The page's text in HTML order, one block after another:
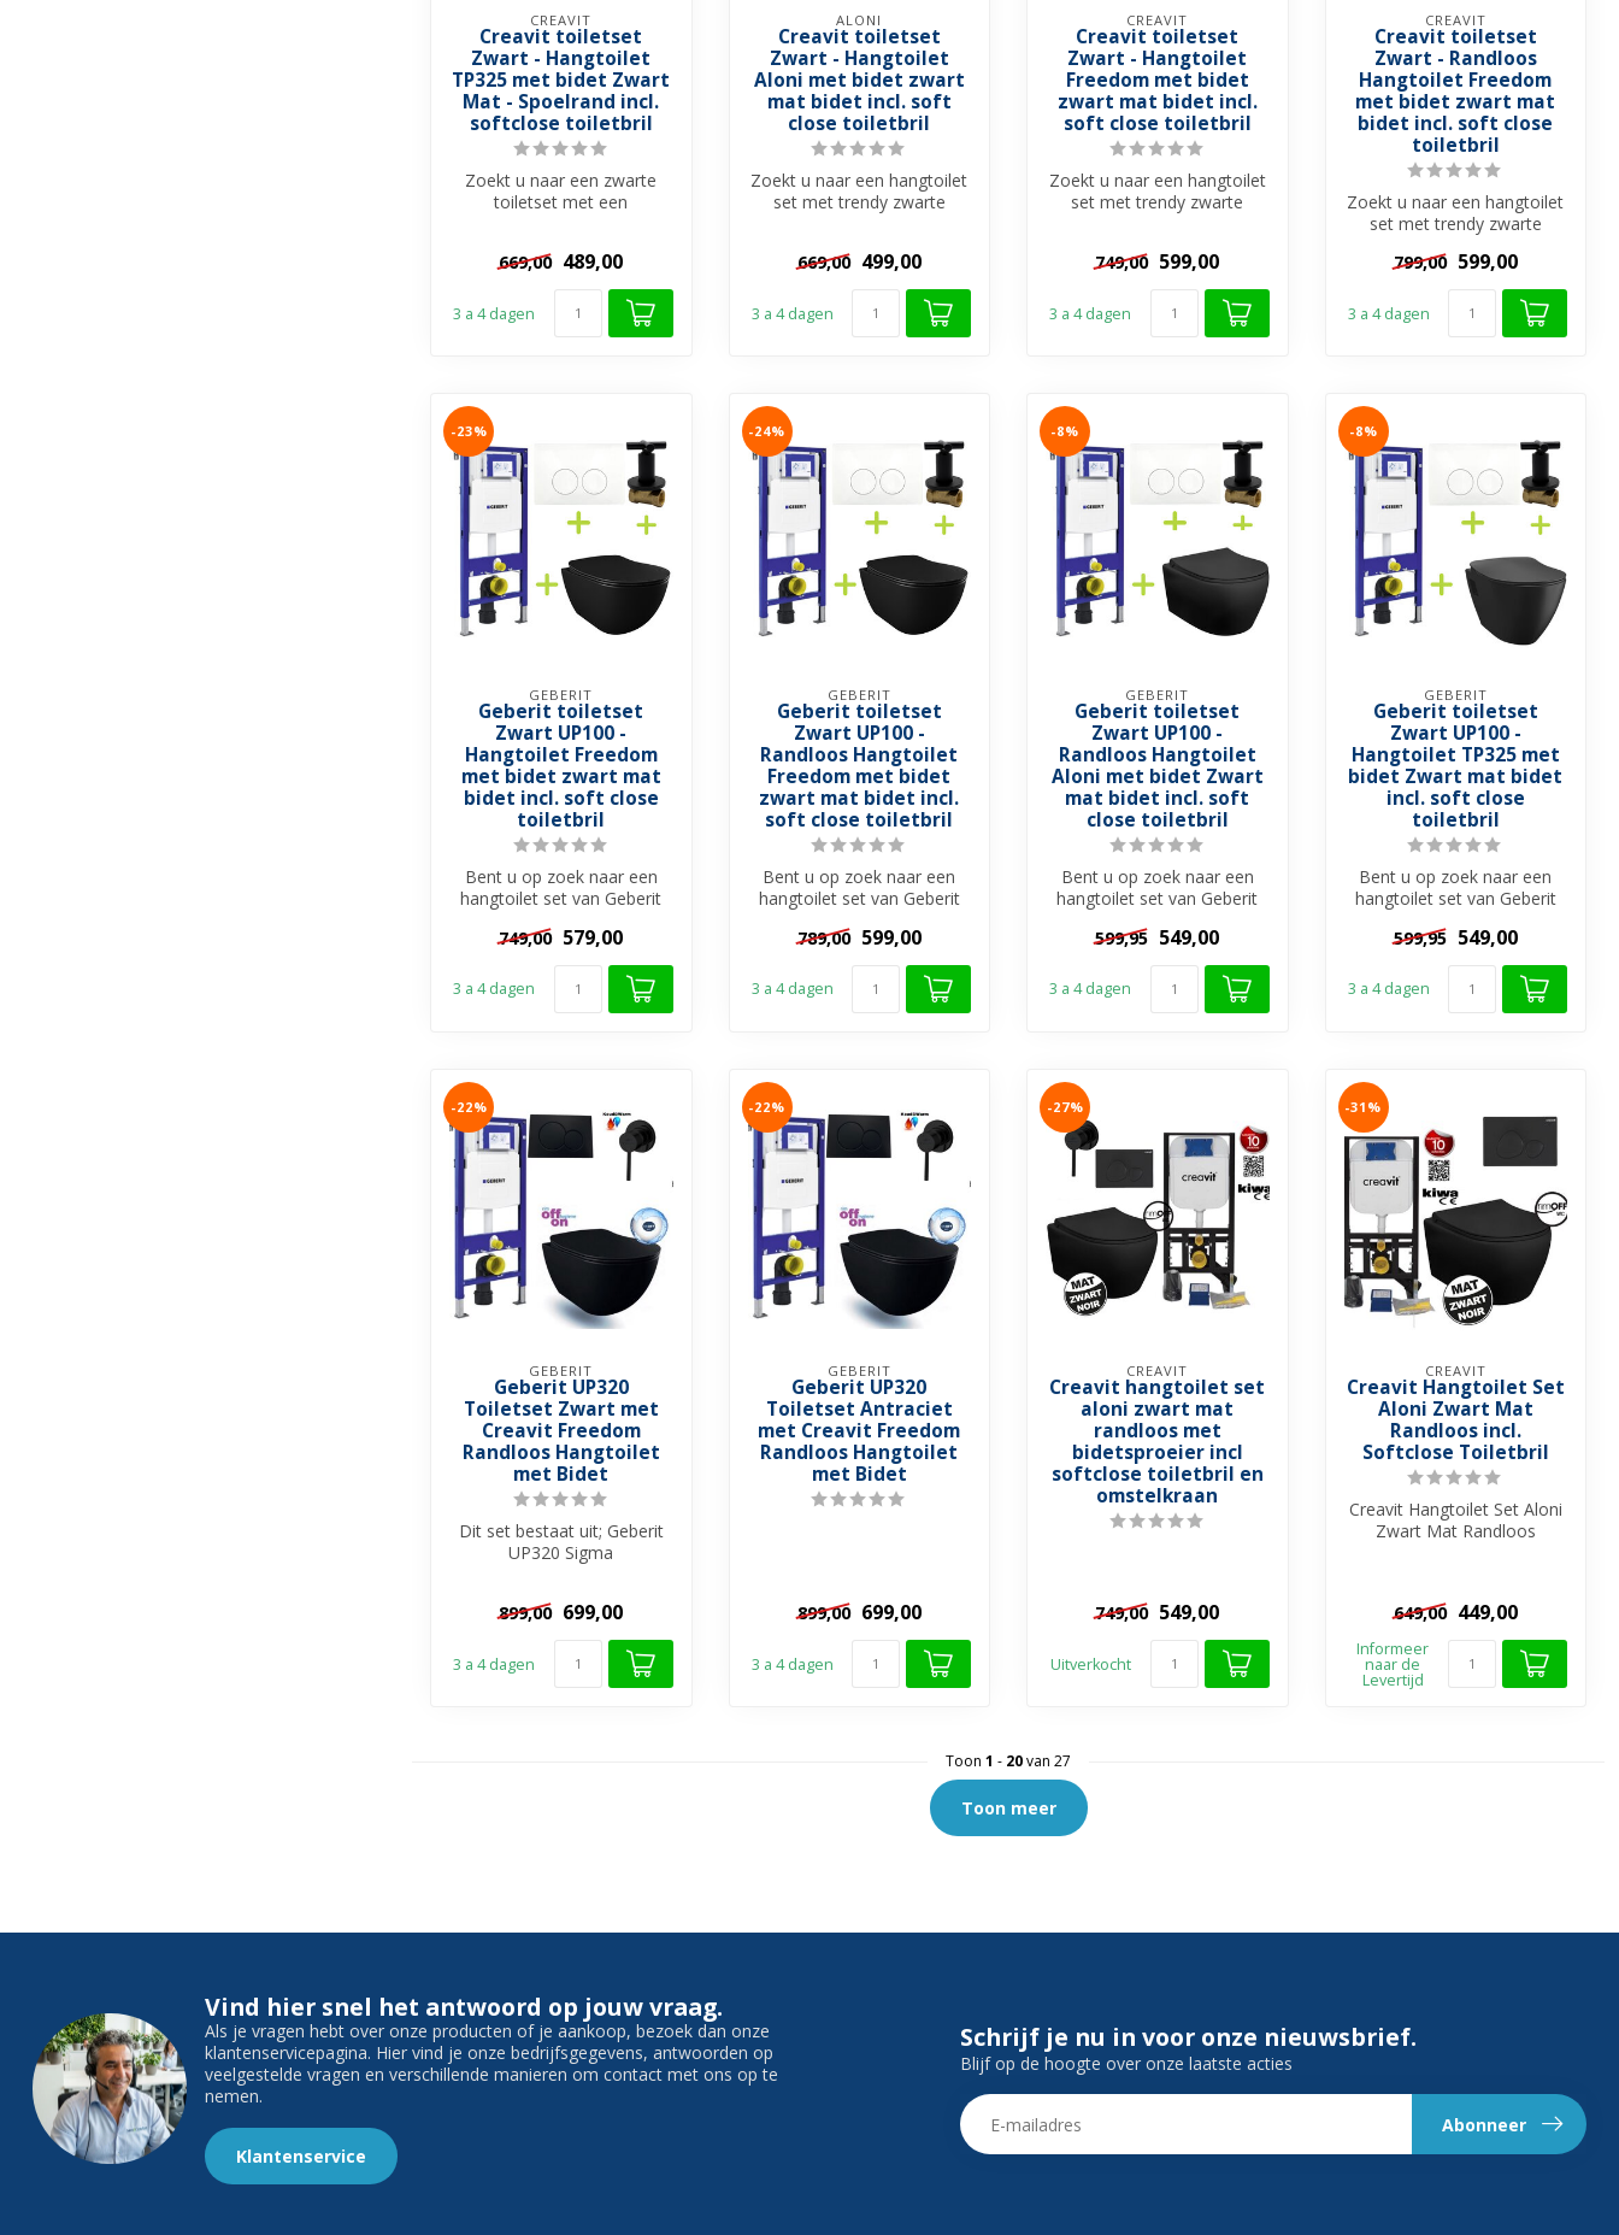
CREAVIT
Creavit toiletset
Zwart - Hangtoilet
TP325 met bidet Zwart
Mat - Spoelrand incl.
softclose toiletbril
Zoekt u naar een zwarte
toiletset met een
669,00 489,00
3 a 4 dagen
ALONI
Creavit toiletset
Zwart - Hangtoilet
Aloni met bidet zwart
mat bidet incl. soft
close toiletbril
Zoekt u naar een hangtoilet
set met trendy zwarte
669,00 499,00
3 a 4 dagen
CREAVIT
Creavit toiletset
Zwart - Hangtoilet
Freedom met bidet
zwart mat bidet incl.
soft close toiletbril
Zoekt u naar een hangtoilet
set met trendy zwarte
749,00 599,00
3 a 4 dagen
CREAVIT
Creavit toiletset
Zwart - Randloos
Hangtoilet Freedom
met bidet zwart mat
bidet incl. soft close
toiletbril
Zoekt u naar een hangtoilet
set met trendy zwarte
b...
799,00 599,00
3 a 4 dagen
-23%
GEBERIT
Geberit toiletset
Zwart UP100 -
Hangtoilet Freedom
met bidet zwart mat
bidet incl. soft close
toiletbril
Bent u op zoek naar een
hangtoilet set van Geberit
hangtoilet ...
749,00 579,00
3 a 4 dagen
-24%
GEBERIT
Geberit toiletset
Zwart UP100 -
Randloos Hangtoilet
Freedom met bidet
zwart mat bidet incl.
soft close toiletbril
Bent u op zoek naar een
hangtoilet set van Geberit
hangtoilet ...
789,00 599,00
3 a 4 dagen
-8%
GEBERIT
Geberit toiletset
Zwart UP100 -
Randloos Hangtoilet
Aloni met bidet Zwart
mat bidet incl. soft
close toiletbril
Bent u op zoek naar een
hangtoilet set van Geberit
hangtoilet ...
599,95 549,00
3 a 4 dagen
-8%
GEBERIT
Geberit toiletset
Zwart UP100 -
Hangtoilet TP325 met
bidet Zwart mat bidet
incl. soft close
toiletbril
Bent u op zoek naar een
hangtoilet set van Geberit
hangtoilet ...
599,95 549,00
3 a 4 dagen
-22%
GEBERIT
Geberit UP320
Toiletset Zwart met
Creavit Freedom
Randloos Hangtoilet
met Bidet
Dit set bestaat uit; Geberit
UP320 Sigma
899,00 699,00
3 a 4 dagen
-22%
GEBERIT
Geberit UP320
Toiletset Antraciet
met Creavit Freedom
Randloos Hangtoilet
met Bidet
899,00 699,00
3 a 4 dagen
-27%
CREAVIT
Creavit hangtoilet set
aloni zwart mat
randloos met
bidetsproeier incl
softclose toiletbril en
omstelkraan
749,00 549,00
Uitverkocht
-31%
CREAVIT
Creavit Hangtoilet Set
Aloni Zwart Mat
Randloos incl.
Softclose Toiletbril
Creavit Hangtoilet Set Aloni
Zwart Mat Randloos
649,00 449,00
Informeer
naar de
Levertijd
Toon 1 - 20van 27
Toon meer
Vind hier snel het antwoord op jouw vraag.
Als je vragen hebt over onze producten of je aankoop, bezoek dan onze
klantenservicepagina. Hier vind je onze bedrijfsgegevens, antwoorden op
veelgestelde vragen en verschillende manieren om contact met ons op te
nemen.
Klantenservice
Schrijf je nu in voor onze nieuwsbrief.
Blijf op de hoogte over onze laatste acties
Abonneer